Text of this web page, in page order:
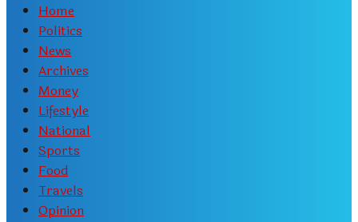
Home
Politics
News
Archives
Money
Lifestyle
National
Sports
Food
Travels
Opinion